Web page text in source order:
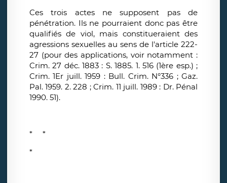
Ces trois actes ne supposent pas de
pénétration. Ils ne pourraient donc pas être
qualifiés de viol, mais constitueraient des
agressions sexuelles au sens de l'article 222-
27 (pour des applications, voir notamment :
Crim. 27 déc. 1883 : S. 1885. 1. 516 (1ère esp.) ;
Crim. 1Er juill. 1959 : Bull. Crim. N°336 ; Gaz.
Pal. 1959. 2. 228 ; Crim. 11 juill. 1989 : Dr. Pénal
1990. 51).
* *
*